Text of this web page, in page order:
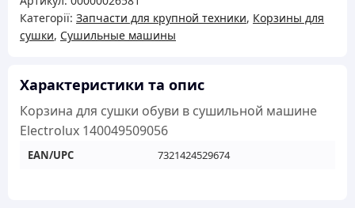
обуви
в
сушильной
Electrolux
140049509056
кількість
Категорії: Запчасти для крупной техники, Корзины для
сушки, Сушильные машины
Характеристики та опис
Корзина для сушки обуви в сушильной машине
Electrolux 140049509056
EAN/UPC 7321424529674